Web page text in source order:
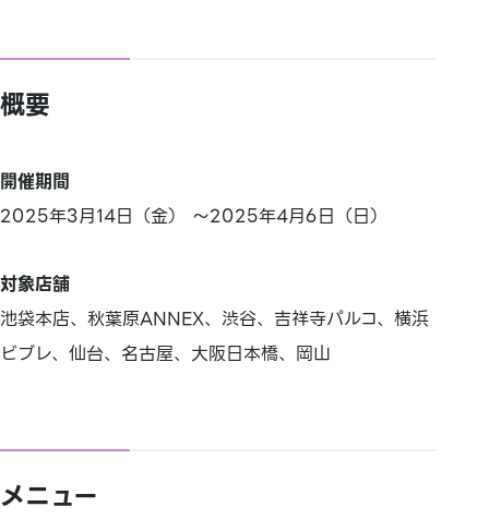
概要
開催期間
2025年3月14日（金） ～2025年4月6日（日）
対象店舗
池袋本店、秋葉原ANNEX、渋谷、吉祥寺パルコ、横浜
ビブレ、仙台、名古屋、大阪日本橋、岡山
メニュー